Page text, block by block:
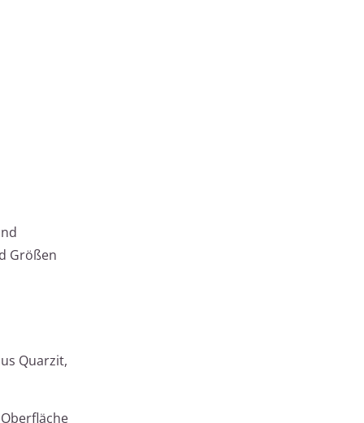
Größen
Quarzit,